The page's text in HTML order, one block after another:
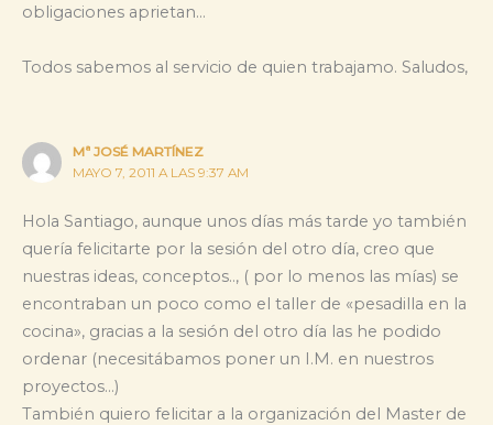
obligaciones aprietan…
Todos sabemos al servicio de quien trabajamo. Saludos,
Mª JOSÉ MARTÍNEZ
MAYO 7, 2011 A LAS 9:37 AM
Hola Santiago, aunque unos días más tarde yo también
quería felicitarte por la sesión del otro día, creo que
nuestras ideas, conceptos.., ( por lo menos las mías) se
encontraban un poco como el taller de «pesadilla en la
cocina», gracias a la sesión del otro día las he podido
ordenar (necesitábamos poner un I.M. en nuestros
proyectos…)
También quiero felicitar a la organización del Master de